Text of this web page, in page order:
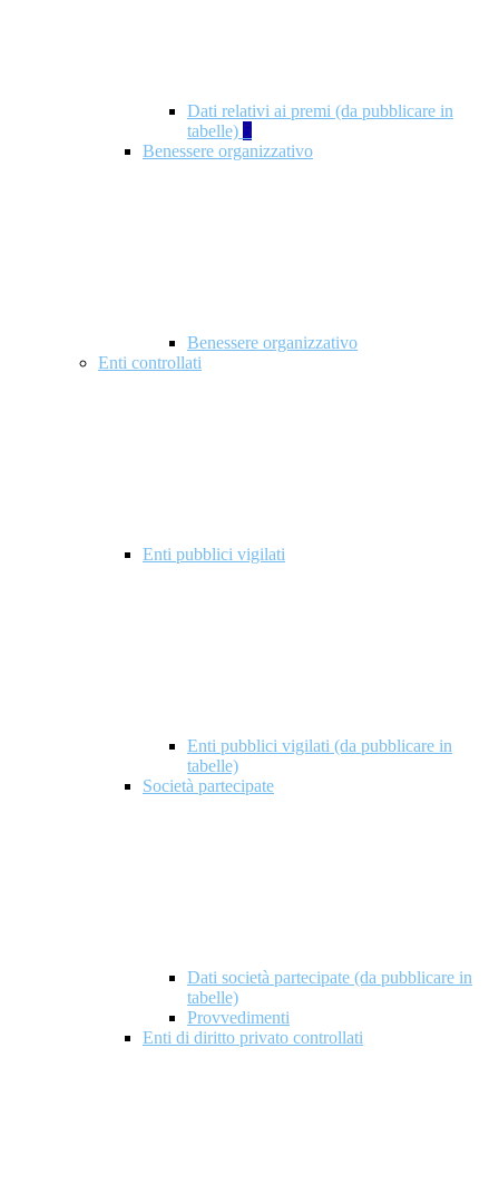
Dati relativi ai premi (da pubblicare in
tabelle) 5
Benessere organizzativo
Benessere organizzativo
Enti controllati
Enti pubblici vigilati
Enti pubblici vigilati (da pubblicare in
tabelle)
Società partecipate
Dati società partecipate (da pubblicare in
tabelle)
Provvedimenti
Enti di diritto privato controllati